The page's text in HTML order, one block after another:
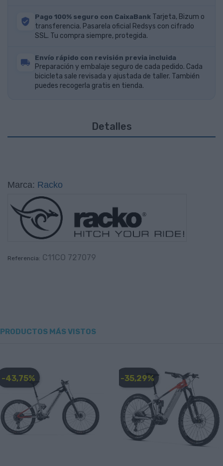
Pago 100% seguro con CaixaBank Tarjeta, Bizum o
transferencia. Pasarela oficial Redsys con cifrado
SSL. Tu compra siempre, protegida.
Envío rápido con revisión previa incluida
Preparación y embalaje seguro de cada pedido. Cada
bicicleta sale revisada y ajustada de taller. También
puedes recogerla gratis en tienda.
Detalles
Marca: Racko
Referencia: C11CO 727079
PRODUCTOS MÁS VISTOS
-43,75% -35,29%